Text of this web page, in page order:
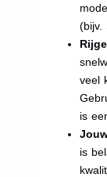
(bijv.
veel
is
is